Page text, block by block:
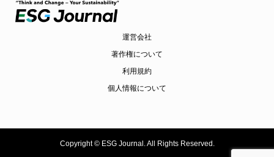
運営会社
著作権について
利用規約
個人情報について
Copyright ©ESG Journal. All Rights Reserved.